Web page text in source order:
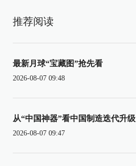
推荐阅读
最新月球“宝藏图”抢先看
2026-08-07 09:48
从“中国神器”看中国制造迭代升级
2026-08-07 09:47